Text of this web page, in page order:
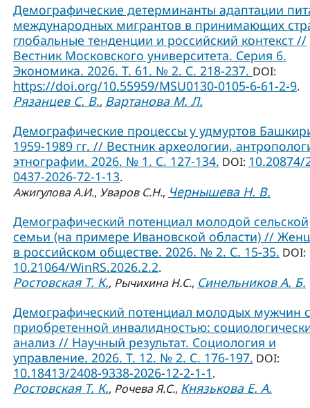
Демографические детерминанты адаптации
международных мигрантов в принимающих
глобальные тенденции и российский контекст //
Вестник Московского университета. Серия 6.
Экономика. 2026. Т. 61. № 2. С. 218-237. DOI:
https://doi.org/10.55959/MSU0130-0105-6-61-2-9.
Рязанцев С. В., Вартанова М. Л.
Демографические процессы у удмуртов
1959-1989 гг. // Вестник археологии,
этнографии. 2026. № 1. С. 127-134. DOI: 10.20874/
0437-2026-72-1-13.
Ажигулова А.И., Уваров С.Н., Чернышева Н. В.
Демографический потенциал молодой сельской
семьи (на примере Ивановской области) //
в российском обществе. 2026. № 2. С. 15-35. DOI:
10.21064/WinRS.2026.2.2.
Ростовская Т. К., Рычихина Н.С., Синельников А. Б.
Демографический потенциал молодых мужчин с
приобретенной инвалидностью:
анализ // Научный результат. Социология и
управление. 2026. Т. 12. № 2. С. 176-197. DOI:
10.18413/2408-9338-2026-12-2-1-1.
Ростовская Т. К., Рочева Я.С., Князькова Е. А.